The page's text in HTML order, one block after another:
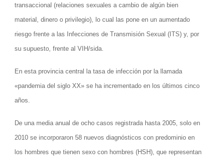
transaccional (relaciones sexuales a cambio de algún bien
material, dinero o privilegio), lo cual las pone en un aumentado
riesgo frente a las Infecciones de Transmisión Sexual (ITS) y, por
su supuesto, frente al VIH/sida.
En esta provincia central la tasa de infección por la llamada
«pandemia del siglo XX» se ha incrementado en los últimos cinco
años.
De una media anual de ocho casos registrada hasta 2005, solo en
2010 se incorporaron 58 nuevos diagnósticos con predominio en
los hombres que tienen sexo con hombres (HSH), que representan